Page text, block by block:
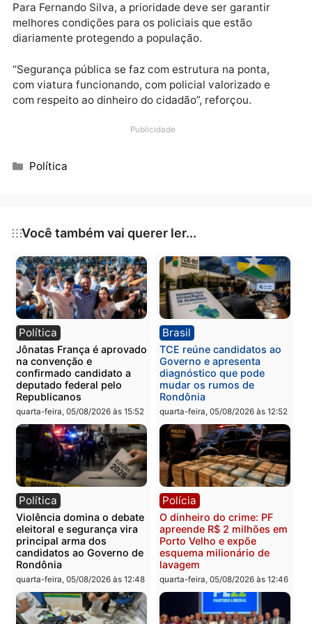
“Enquanto muitos policiais estão nas ruas
de viaturas dignas, melhores condições de trabalho
valorização, aparece um contrato de quase R$ 1
para passagens aéreas. A população precisa saber
quem vai viajar, para onde, por qual motivo e qual o
retorno disso para a segurança pública”, destacou
Fernando Silva.
O parlamentar também afirmou que irá acompanhar
caso e cobrar informações dos órgãos responsáveis
sobre a execução do contrato, os critérios de
utilização das passagens e a real necessidade da
despesa.